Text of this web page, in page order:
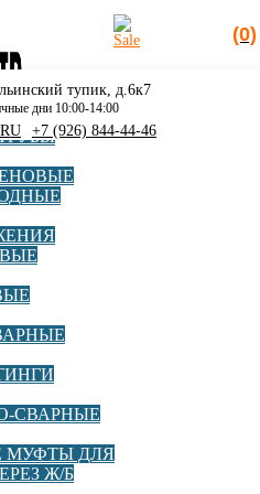
(0)
СВАРНЫЕ
МУФТЫ ДЛЯ
Ж/Б
тупик, д.6к7
дни 10:00-14:00
+7 (926) 844-44-46
фитинги
шаровый d160 ПЭ100
d160 ПЭ100